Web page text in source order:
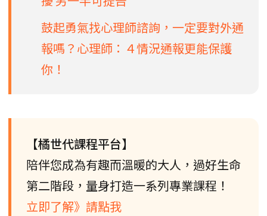
鼓起勇氣找心理師諮詢，一定要對外通
報嗎？心理師：４情況通報更能保護
你！
【橘世代課程平台】
陪伴您成為有趣而溫暖的大人，過好生命
第二階段，量身打造一系列專業課程！
立即了解》請點我